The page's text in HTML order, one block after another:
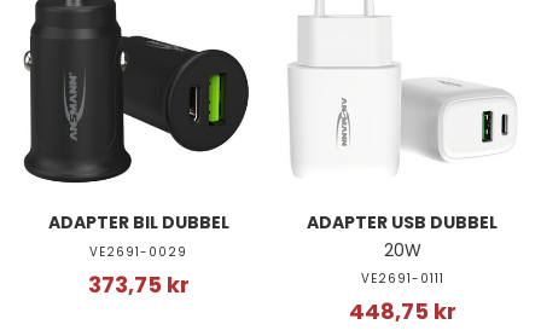
ADAPTER BIL DUBBEL
VE2691-0029
373,75 kr
ADAPTER USB DUBBEL
20W
VE2691-0111
448,75 kr